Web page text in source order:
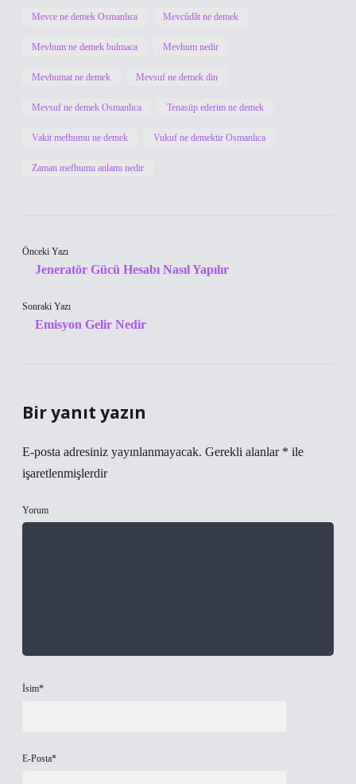
Mevce ne demek Osmanlıca Mevcûdât ne demek
Mevhum ne demek bulmaca Mevhum nedir
Mevhumat ne demek Mevsuf ne demek din
Mevsuf ne demek Osmanlıca Tenasüp ederim ne demek
Vakit mefhumu ne demek Vukuf ne demektir Osmanlıca
Zaman mefhumu anlamı nedir
Önceki Yazı
Jeneratör Gücü Hesabı Nasıl Yapılır
Sonraki Yazı
Emisyon Gelir Nedir
Bir yanıt yazın
E-posta adresiniz yayınlanmayacak. Gerekli alanlar * ile
işaretlenmişlerdir
Yorum
İsim*
E-Posta*